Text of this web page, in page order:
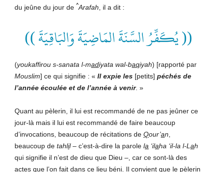
du jeûne du jour de ^Arafah , il a dit :
(( يُكَفِّرُ السَّنَةَ المَاضِيَةَ وَالبَاقِيَةَ ))
(youkaffirou s-sanata l-madiyata wal-baqiyah) [rapporté par
Mouslim] ce qui signifie : « Il expie les [petits] péchés de
l’année écoulée et de l’année à venir. »
Quant au pèlerin, il lui est recommandé de ne pas jeûner ce
jour-là mais il lui est recommandé de faire beaucoup
d’invocations, beaucoup de récitations de Qour’an
beaucoup de tahlil– c’est-à-dire la parole la ‘ilaha ‘il-la l-L ah
qui signifie il n’est de dieu que Dieu –, car ce sont-là des
actes que l’on fait dans ce lieu béni. Il convient que le pèlerin